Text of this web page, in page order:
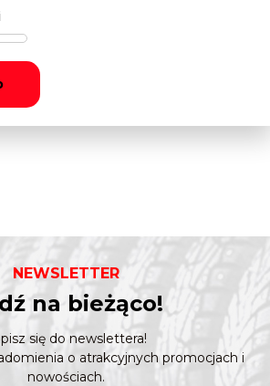
NEWSLETTER
na bieżąco!
się do newslettera!
o atrakcyjnych promocjach i
nowościach.